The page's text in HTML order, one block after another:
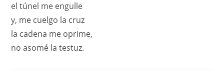
el túnel me engulle
y, me cuelgo la cruz
la cadena me oprime,
no asomé la testuz.